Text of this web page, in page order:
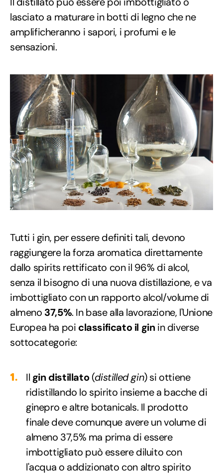
lasciato a maturare in botti di legno che ne
amplificheranno i sapori, i profumi e le
sensazioni.
Tutti i gin, per essere definiti tali, devono
raggiungere la forza aromatica direttamente
dallo spirits rettificato con il 96% di alcol,
senza il bisogno di una nuova distillazione, e va
imbottigliato con un rapporto alcol/volume di
almeno 37,5%. In base alla lavorazione, l'Unione
Europea ha poi classificato il ginin diverse
sottocategorie:
Il gin distillato(distilled gin) si ottiene
ridistillando lo spirito insieme a bacche di
ginepro e altre botanicals. Il prodotto
finale deve comunque avere un volume di
almeno 37,5% ma prima di essere
imbottigliato può essere diluito con
l'acqua o addizionato con altro spirito